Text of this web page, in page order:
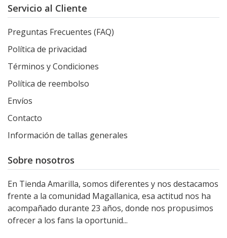
Servicio al Cliente
Preguntas Frecuentes (FAQ)
Política de privacidad
Términos y Condiciones
Política de reembolso
Envíos
Contacto
Información de tallas generales
Sobre nosotros
En Tienda Amarilla, somos diferentes y nos destacamos
frente a la comunidad Magallanica, esa actitud nos ha
acompañado durante 23 años, donde nos propusimos
ofrecer a los fans la oportunid...